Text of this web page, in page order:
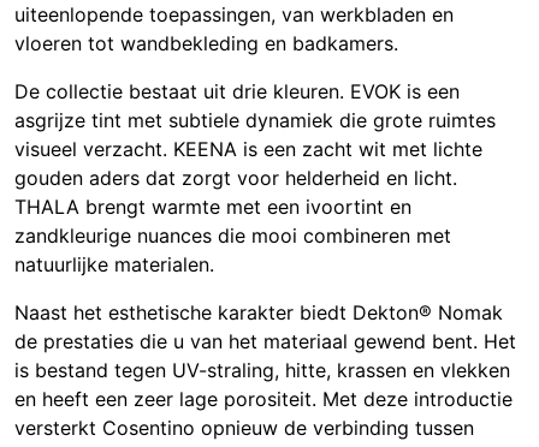
uiteenlopende toepassingen, van werkbladen en
vloeren tot wandbekleding en badkamers.
De collectie bestaat uit drie kleuren. EVOK is een
asgrijze tint met subtiele dynamiek die grote ruimtes
visueel verzacht. KEENA is een zacht wit met lichte
gouden aders dat zorgt voor helderheid en licht.
THALA brengt warmte met een ivoortint en
zandkleurige nuances die mooi combineren met
natuurlijke materialen.
Naast het esthetische karakter biedt Dekton® Nomak
de prestaties die u van het materiaal gewend bent. Het
is bestand tegen UV-straling, hitte, krassen en vlekken
en heeft een zeer lage porositeit. Met deze introductie
versterkt Cosentino opnieuw de verbinding tussen